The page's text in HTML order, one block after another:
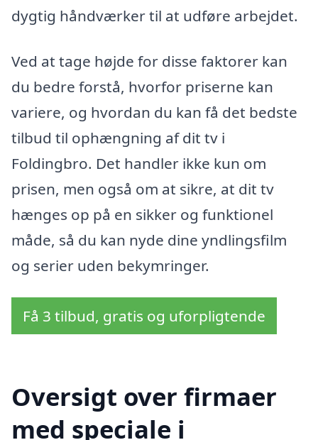
dygtig håndværker til at udføre arbejdet.
Ved at tage højde for disse faktorer kan
du bedre forstå, hvorfor priserne kan
variere, og hvordan du kan få det bedste
tilbud til ophængning af dit tv i
Foldingbro. Det handler ikke kun om
prisen, men også om at sikre, at dit tv
hænges op på en sikker og funktionel
måde, så du kan nyde dine yndlingsfilm
og serier uden bekymringer.
Få 3 tilbud, gratis og uforpligtende
Oversigt over firmaer
med speciale i